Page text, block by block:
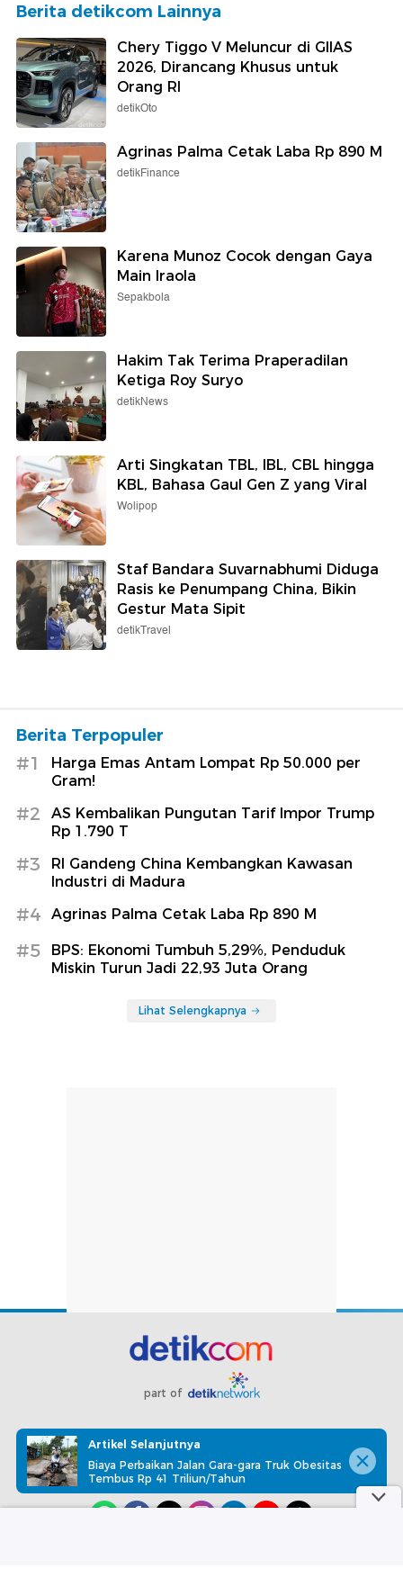
Berita detikcom Lainnya
Chery Tiggo V Meluncur di GIIAS
2026, Dirancang Khusus untuk
Orang RI
detikOto
Agrinas Palma Cetak Laba Rp 890 M
detikFinance
Karena Munoz Cocok dengan Gaya
Main Iraola
Sepakbola
Hakim Tak Terima Praperadilan
Ketiga Roy Suryo
detikNews
Arti Singkatan TBL, IBL, CBL hingga
KBL, Bahasa Gaul Gen Z yang Viral
Wolipop
Staf Bandara Suvarnabhumi Diduga
Rasis ke Penumpang China, Bikin
Gestur Mata Sipit
detikTravel
Berita Terpopuler
#1
Harga Emas Antam Lompat Rp 50.000 per
Gram!
#2
AS Kembalikan Pungutan Tarif Impor Trump
Rp 1.790 T
#3
RI Gandeng China Kembangkan Kawasan
Industri di Madura
#4 Agrinas Palma Cetak Laba Rp 890 M
#5
BPS: Ekonomi Tumbuh 5,29%, Penduduk
Miskin Turun Jadi 22,93 Juta Orang
Lihat Selengkapnya
part of
Redaksi Pedoman Media Siber Karir
Kotak Pos
Info Iklan
Privacy Policy Disclaimer
Artikel Selanjutnya
Biaya Perbaikan Jalan Gara-gara Truk Obesitas
Tembus Rp 41 Triliun/Tahun